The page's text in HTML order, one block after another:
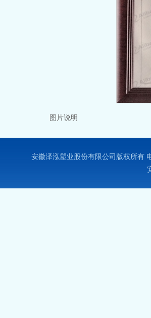
图片说明
安徽泽泓塑业股份有限公司版权所有